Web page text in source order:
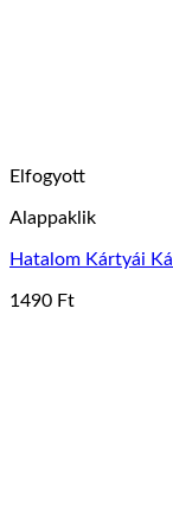
Elfogyott
Alappaklik
Hatalom Kártyái
1490 Ft